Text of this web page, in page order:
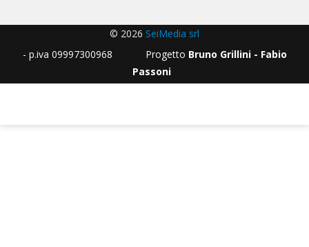
© 2026 SeiMedia srl
- p.iva 09997300968 Progetto Bruno Grillini - Fabio
Passoni